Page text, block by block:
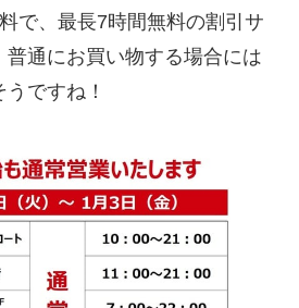
で、最長7時間無料の割引サ
普通にお買い物する場合には
ですね！